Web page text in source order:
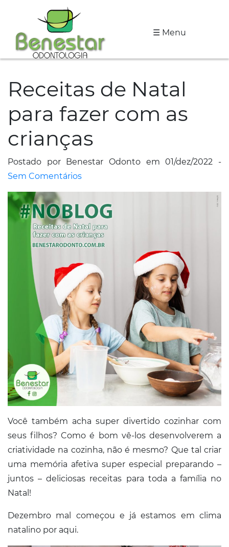
☰ Menu
A
Clínica
Especialidades
Tratamentos
Depoimentos
Dicas
de
Saúde
Fale
Conosco
Receitas de Natal
para fazer com as
crianças
Postado por Benestar Odonto em 01/dez/2022 -
Sem Comentários
Você também acha super divertido cozinhar com
seus filhos? Como é bom vê-los desenvolverem a
criatividade na cozinha, não é mesmo? Que tal criar
uma memória afetiva super especial preparando –
juntos – deliciosas receitas para toda a família no
Natal!
Dezembro mal começou e já estamos em clima
natalino por aqui.